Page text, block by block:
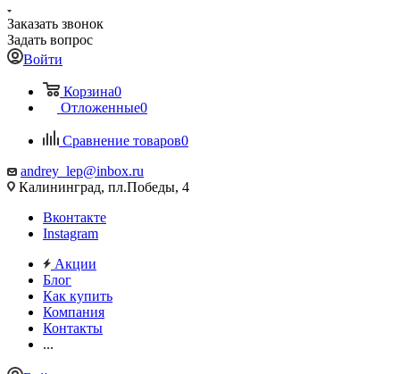
Заказать звонок
Задать вопрос
Войти
Корзина0
Отложенные0
Сравнение товаров0
andrey_lep@inbox.ru
Калининград, пл.Победы, 4
Вконтакте
Instagram
Акции
Блог
Как купить
Компания
Контакты
...